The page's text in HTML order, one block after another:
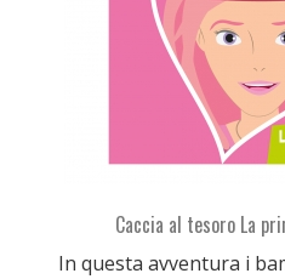
Caccia al tesoro La
In questa avventura i